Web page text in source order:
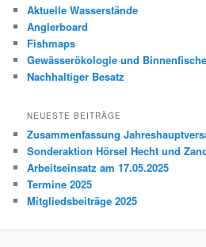
Aktuelle Wasserstände
Anglerboard
Fishmaps
Gewässerökologie und
Nachhaltiger Besatz
NEUESTE BEITRÄGE
Zusammenfassung
Sonderaktion Hörsel Hecht und
Arbeitseinsatz am 17.05.2025
Termine 2025
Mitgliedsbeiträge 2025